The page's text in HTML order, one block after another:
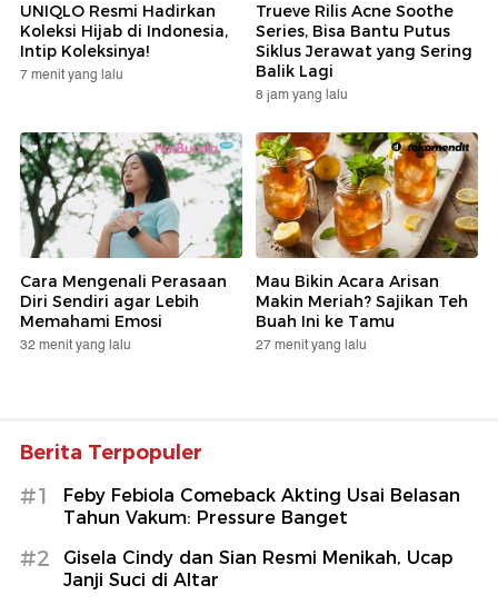
UNIQLO Resmi Hadirkan
Koleksi Hijab di Indonesia,
Intip Koleksinya!
7 menit yang lalu
Trueve Rilis Acne Soothe
Series, Bisa Bantu Putus
Siklus Jerawat yang Sering
Balik Lagi
8 jam yang lalu
Cara Mengenali Perasaan
Diri Sendiri agar Lebih
Memahami Emosi
32 menit yang lalu
Mau Bikin Acara Arisan
Makin Meriah? Sajikan Teh
Buah Ini ke Tamu
27 menit yang lalu
Berita Terpopuler
#1
Feby Febiola Comeback Akting Usai Belasan
Tahun Vakum: Pressure Banget
#2
Gisela Cindy dan Sian Resmi Menikah, Ucap
Janji Suci di Altar